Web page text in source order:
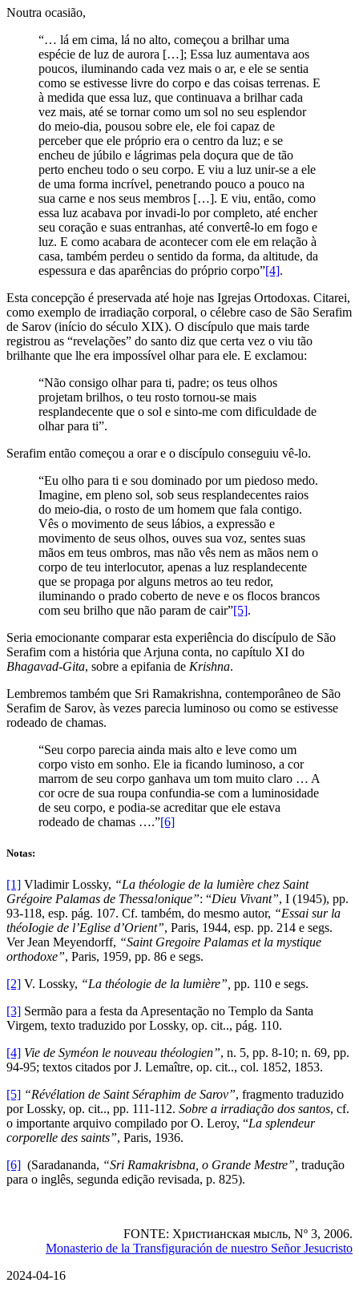
Noutra ocasião,
“… lá em cima, lá no alto, começou a brilhar uma
espécie de luz de aurora […]; Essa luz aumentava aos
poucos, iluminando cada vez mais o ar, e ele se sentia
como se estivesse livre do corpo e das coisas terrenas. E
à medida que essa luz, que continuava a brilhar cada
vez mais, até se tornar como um sol no seu esplendor
do meio-dia, pousou sobre ele, ele foi capaz de
perceber que ele próprio era o centro da luz; e se
encheu de júbilo e lágrimas pela doçura que de tão
perto encheu todo o seu corpo. E viu a luz unir-se a ele
de uma forma incrível, penetrando pouco a pouco na
sua carne e nos seus membros […]. E viu, então, como
essa luz acabava por invadi-lo por completo, até encher
seu coração e suas entranhas, até convertê-lo em fogo e
luz. E como acabara de acontecer com ele em relação à
casa, também perdeu o sentido da forma, da altitude, da
espessura e das aparências do próprio corpo”[4].
Esta concepção é preservada até hoje nas Igrejas Ortodoxas. Citarei,
como exemplo de irradiação corporal, o célebre caso de São Serafim
de Sarov (início do século XIX). O discípulo que mais tarde
registrou as “revelações” do santo diz que certa vez o viu tão
brilhante que lhe era impossível olhar para ele. E exclamou:
“Não consigo olhar para ti, padre; os teus olhos
projetam brilhos, o teu rosto tornou-se mais
resplandecente que o sol e sinto-me com dificuldade de
olhar para ti”.
Serafim então começou a orar e o discípulo conseguiu vê-lo.
“Eu olho para ti e sou dominado por um piedoso medo.
Imagine, em pleno sol, sob seus resplandecentes raios
do meio-dia, o rosto de um homem que fala contigo.
Vês o movimento de seus lábios, a expressão e
movimento de seus olhos, ouves sua voz, sentes suas
mãos em teus ombros, mas não vês nem as mãos nem o
corpo de teu interlocutor, apenas a luz resplandecente
que se propaga por alguns metros ao teu redor,
iluminando o prado coberto de neve e os flocos brancos
com seu brilho que não param de cair”[5].
Seria emocionante comparar esta experiência do discípulo de São
Serafim com a história que Arjuna conta, no capítulo XI do
Bhagavad-Gita, sobre a epifania de Krishna.
Lembremos também que Sri Ramakrishna, contemporâneo de São
Serafim de Sarov, às vezes parecia luminoso ou como se estivesse
rodeado de chamas.
“Seu corpo parecia ainda mais alto e leve como um
corpo visto em sonho. Ele ia ficando luminoso, a cor
marrom de seu corpo ganhava um tom muito claro … A
cor ocre de sua roupa confundia-se com a luminosidade
de seu corpo, e podia-se acreditar que ele estava
rodeado de chamas ….”[6]
Notas:
[1] Vladimir Lossky, “La théologie de la lumière chez Saint
Grégoire Palamas de Thessa!onique”: “Dieu Vivant”, I (1945), pp.
93-118, esp. pág. 107. Cf. também, do mesmo autor, “Essai sur la
théoIogie de l’Eglise d’Orient”, Paris, 1944, esp. pp. 214 e segs.
Ver Jean Meyendorff, “Saint Gregoire Palamas et la mystique
orthodoxe”, Paris, 1959, pp. 86 e segs.
[2] V. Lossky, “La théologie de la lumière”, pp. 110 e segs.
[3] Sermão para a festa da Apresentação no Templo da Santa
Virgem, texto traduzido por Lossky, op. cit.., pág. 110.
[4] Vie de Syméon le nouveau théologien”, n. 5, pp. 8-10; n. 69, pp.
94-95; textos citados por J. Lemaître, op. cit.., col. 1852, 1853.
[5] “Révélation de Saint Séraphim de Sarov”, fragmento traduzido
por Lossky, op. cit.., pp. 111-112. Sobre a irradiação dos santos, cf.
o importante arquivo compilado por O. Leroy, “La splendeur
corporelle des saints”, Paris, 1936.
[6] (Saradananda, “Sri Ramakrisbna, o Grande Mestre”, tradução
para o inglês, segunda edição revisada, p. 825).
FONTE: Христианская мысль, Nº 3, 2006.
Monasterio de la Transfiguración de nuestro Señor Jesucristo
2024-04-16